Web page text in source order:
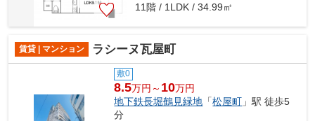
11階 / 1LDK / 34.99㎡
賃貸 | マンション ラシーヌ瓦屋町
敷0
8.5万円～ 10万円
地下鉄長堀鶴見緑地 「松屋町 」駅 徒歩5
分